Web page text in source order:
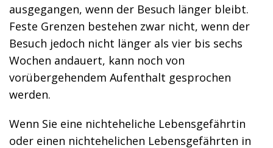
ausgegangen, wenn der Besuch länger bleibt.
Feste Grenzen bestehen zwar nicht, wenn der
Besuch jedoch nicht länger als vier bis sechs
Wochen andauert, kann noch von
vorübergehendem Aufenthalt gesprochen
werden.
Wenn Sie eine nichteheliche Lebensgefährtin
oder einen nichtehelichen Lebensgefährten in